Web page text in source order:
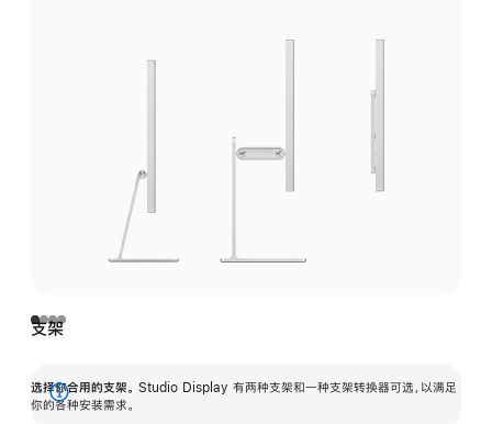
支架
选择你合用的支架。 Studio Display 有两种支架和一种支架转换器可选，以满足
你的各种安装需求。
展